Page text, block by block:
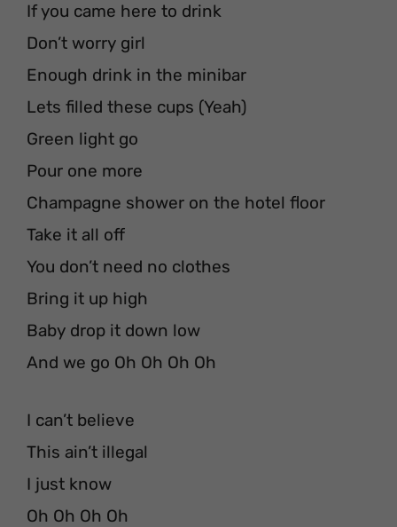
If you came here to drink
Don’t worry girl
Enough drink in the minibar
Lets filled these cups (Yeah)
Green light go
Pour one more
Champagne shower on the hotel floor
Take it all off
You don’t need no clothes
Bring it up high
Baby drop it down low
And we go Oh Oh Oh Oh
I can’t believe
This ain’t illegal
I just know
Oh Oh Oh Oh